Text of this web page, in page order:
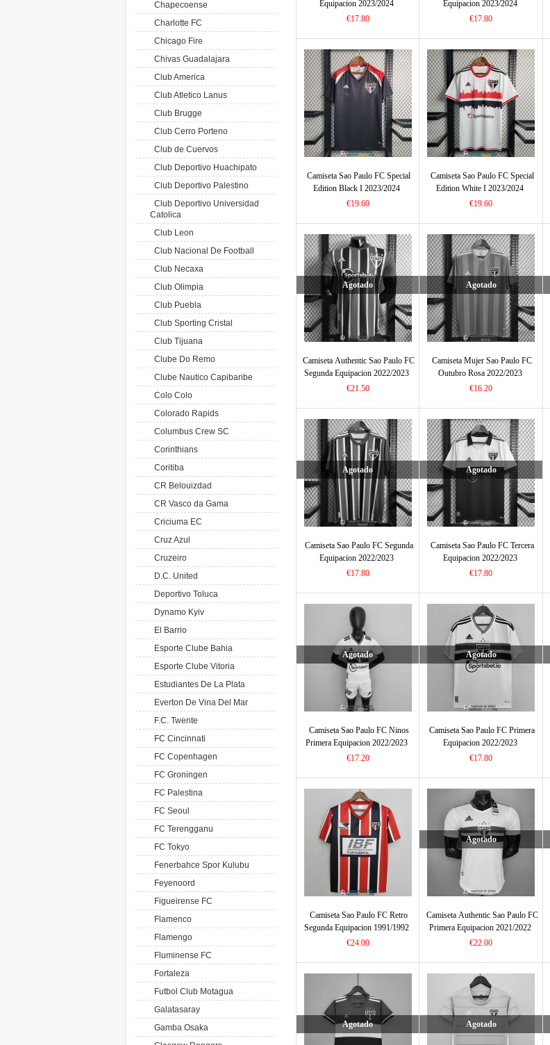
Chapecoense
Charlotte FC
Chicago Fire
Chivas Guadalajara
Club America
Club Atletico Lanus
Club Brugge
Club Cerro Porteno
Club de Cuervos
Club Deportivo Huachipato
Club Deportivo Palestino
Club Deportivo Universidad
Catolica
Club Leon
Club Nacional De Football
Club Necaxa
Club Olimpia
Club Puebla
Club Sporting Cristal
Club Tijuana
Clube Do Remo
Clube Nautico Capibaribe
Colo Colo
Colorado Rapids
Columbus Crew SC
Corinthians
Coritiba
CR Belouizdad
CR Vasco da Gama
Criciuma EC
Cruz Azul
Cruzeiro
D.C. United
Deportivo Toluca
Dynamo Kyiv
El Barrio
Esporte Clube Bahia
Esporte Clube Vitoria
Estudiantes De La Plata
Everton De Vina Del Mar
F.C. Twente
FC Cincinnati
FC Copenhagen
FC Groningen
FC Palestina
FC Seoul
FC Terengganu
FC Tokyo
Fenerbahce Spor Kulubu
Feyenoord
Figueirense FC
Flamenco
Flamengo
Fluminense FC
Fortaleza
Futbol Club Motagua
Galatasaray
Gamba Osaka
Equipacion 2023/2024
€17.80
Equipacion 2023/2024
€17.80
Camiseta Sao Paulo FC Special
Edition Black I 2023/2024
€19.60
Camiseta Sao Paulo FC Special
Edition White I 2023/2024
€19.60
Agotado
Camiseta Authentic Sao Paulo FC
Segunda Equipacion 2022/2023
€21.50
Agotado
Camiseta Mujer Sao Paulo FC
Outubro Rosa 2022/2023
€16.20
Agotado
Camiseta Sao Paulo FC Segunda
Equipacion 2022/2023
€17.80
Agotado
Camiseta Sao Paulo FC Tercera
Equipacion 2022/2023
€17.80
Agotado
Camiseta Sao Paulo FC Ninos
Primera Equipacion 2022/2023
€17.20
Agotado
Camiseta Sao Paulo FC Primera
Equipacion 2022/2023
€17.80
Camiseta Sao Paulo FC Retro
Segunda Equipacion 1991/1992
€24.00
Agotado
Camiseta Authentic Sao Paulo FC
Primera Equipacion 2021/2022
€22.00
Agotado Agotado